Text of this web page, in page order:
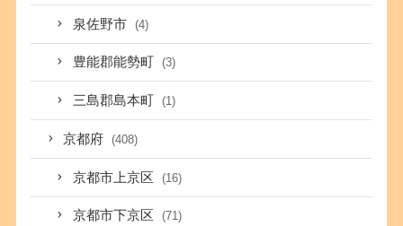
泉佐野市 (4)
豊能郡能勢町 (3)
三島郡島本町 (1)
京都府 (408)
京都市上京区 (16)
京都市下京区 (71)